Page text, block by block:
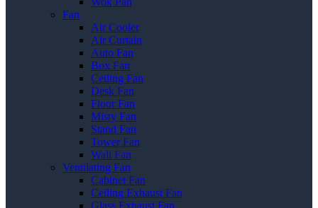
Fan
Air Cooler
Air Curtain
Auto Fan
Box Fan
Ceiling Fan
Desk Fan
Floor Fan
Misty Fan
Stand Fan
Tower Fan
Wall Fan
Ventilating Fan
Cabinet Fan
Ceiling Exhaust Fan
Glass Exhaust Fan